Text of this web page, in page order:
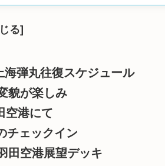
海弾丸往復スケジュール
貌が楽しみ
空港にて
チェックイン
田空港展望デッキ